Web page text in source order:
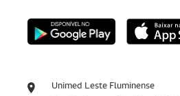
Unimed Leste Fluminense